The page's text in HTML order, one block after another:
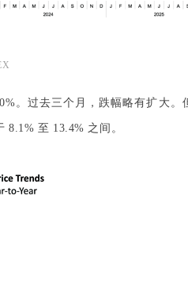
。过去三个月，跌幅略有扩大。
至 13.4% 之间。